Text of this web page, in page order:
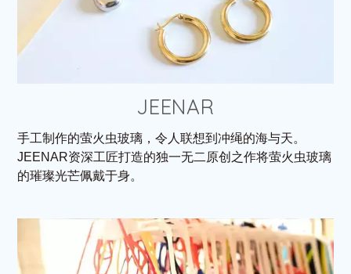
JEENAR
手工制作的萤火虫玻璃，令人联想到冲绳的海与天。
JEENAR资深工匠打造的独一无二原创之作将萤火虫玻璃
的璀璨光芒佩戴于身。